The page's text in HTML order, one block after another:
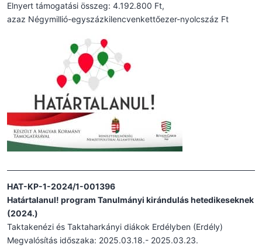
Elnyert támogatási összeg: 4.192.800 Ft,
azaz Négymillió-egyszázkilencvenkettőezer-nyolcszáz Ft
HAT-KP-1-2024/1-001396
Határtalanul! program Tanulmányi kirándulás hetedikeseknek
(2024.)
Taktakenézi és Taktaharkányi diákok Erdélyben (Erdély)
Megvalósítás időszaka: 2025.03.18.- 2025.03.23.